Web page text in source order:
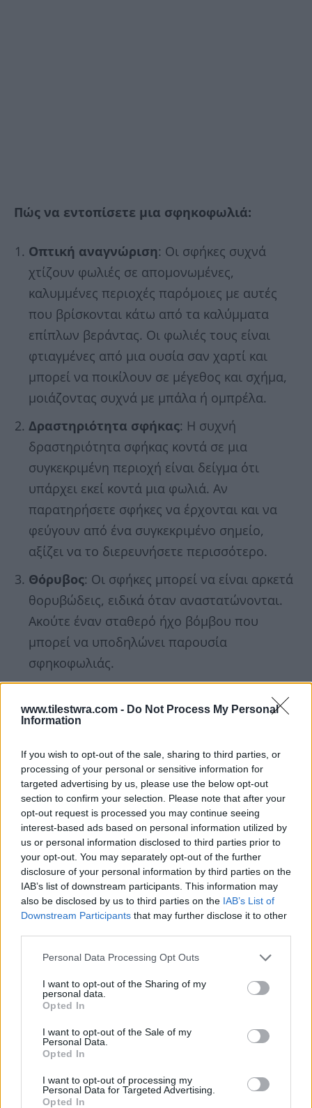
www.tilestwra.com - Do Not Process My Personal
Information
If you wish to opt-out of the sale, sharing to third parties, or
processing of your personal or sensitive information for
targeted advertising by us, please use the below opt-out
section to confirm your selection. Please note that after your
opt-out request is processed you may continue seeing
interest-based ads based on personal information utilized by
us or personal information disclosed to third parties prior to
your opt-out. You may separately opt-out of the further
disclosure of your personal information by third parties on the
IAB’s list of downstream participants. This information may
also be disclosed by us to third parties on the IAB’s List of
Downstream Participants that may further disclose it to other
Personal Data Processing Opt Outs
I want to opt-out of the Sharing of my
personal data.
Opted In
I want to opt-out of the Sale of my
Personal Data.
Opted In
I want to opt-out of processing my
Personal Data for Targeted Advertising.
Opted In
Πώς να εντοπίσετε μια σφηκοφωλιά:
Οπτική αναγνώριση: Οι σφήκες συχνά
χτίζουν φωλιές σε απομονωμένες,
καλυμμένες περιοχές παρόμοιες με αυτές
που βρίσκονται κάτω από τα καλύμματα
επίπλων βεράντας. Οι φωλιές τους είναι
φτιαγμένες από μια ουσία σαν χαρτί και
μπορεί να ποικίλουν σε μέγεθος και σχήμα,
μοιάζοντας συχνά με μπάλα ή ομπρέλα.
Δραστηριότητα σφήκας: Η συχνή
δραστηριότητα σφήκας κοντά σε μια
συγκεκριμένη περιοχή είναι δείγμα ότι
υπάρχει εκεί κοντά μια φωλιά. Αν
παρατηρήσετε σφήκες να έρχονται και να
φεύγουν από ένα συγκεκριμένο σημείο,
αξίζει να το διερευνήσετε περισσότερο.
Θόρυβος: Οι σφήκες μπορεί να είναι αρκετά
θορυβώδεις, ειδικά όταν αναστατώνονται.
Ακούτε έναν σταθερό ήχο βόμβου που
μπορεί να υποδηλώνει παρουσία
σφηκοφωλιάς.
Πώς να απαλλαγείτε από τις σφηκοφωλιές
με ασφάλεια:
Φοράτε προστατευτικά ρούχα:
Βεβαιωθείτε ότι είστε πλήρως καλυμμένοι
για να μην σας τσιμπήσουν. Φοράτε μακριά
μανίκια, γάντια και προστατευτικά γυαλιά.
Πλησιάστε τη νύχτα:Οι σφήκες είναι
λιγότερο δραστήριες τη νύχτα, καθιστώντας
την πιο ασφαλή στιγμή για να πλησιάσετε τη
φωλιά.
Αγοράστε ένα σπρέι κατά των σφηκών
ειδικά σχεδιασμένο για αυτόν τον σκοπό.
Ακολουθήστε προσεκτικά τις οδηγίες στην
ετικέτα.
Ψεκάστε και απομακρυνθείτε
σε απόσταση ασφαλείας, ψεκάστε καλά τη
φωλιά και, στη συνέχεια, φύγετε γρήγορα.